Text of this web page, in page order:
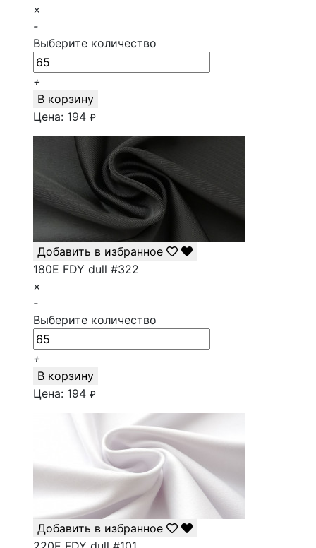
×
-
Выберите количество
+
В корзину
Цена: 194 ₽
Добавить в избранное
180E FDY dull #322
×
-
Выберите количество
+
В корзину
Цена: 194 ₽
Добавить в избранное